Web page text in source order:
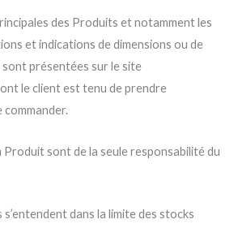
des Produits et notamment les
et indications de dimensions ou de
présentées sur le site
le client est tenu de prendre
commander.
Produit sont de la seule responsabilité du
dans la limite des stocks